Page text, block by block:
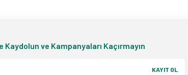
ve Kampanyaları Kaçırmayın
KAYIT OL